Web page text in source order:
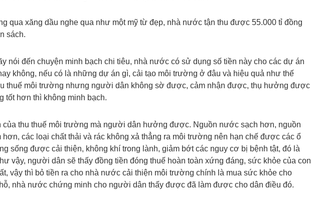
qua xăng dầu nghe qua như một mỹ từ đẹp, nhà nước tận thu được 55.000 tỉ đồng
sách.
nói đến chuyện minh bạch chi tiêu, nhà nước có sử dụng số tiền này cho các dự án
không, nếu có là những dự án gì, cải tạo môi trường ở đâu và hiệu quả như thế
thuế môi trường nhưng người dân không sờ được, cảm nhận được, thụ hưởng được
tốt hơn thì không minh bạch.
thu thuế môi trường mà người dân hưởng được. Nguồn nước sạch hơn, nguồn
hơn, các loại chất thải và rác không xả thẳng ra môi trường nên hạn chế được các ổ
sống được cải thiện, không khí trong lành, giảm bớt các nguy cơ bị bệnh tật, đó là
vậy, người dân sẽ thấy đồng tiền đóng thuế hoàn toàn xứng đáng, sức khỏe của con
vậy thì bỏ tiền ra cho nhà nước cải thiện môi trường chính là mua sức khỏe cho
nhà nước chứng minh cho người dân thấy được đã làm được cho dân điều đó.